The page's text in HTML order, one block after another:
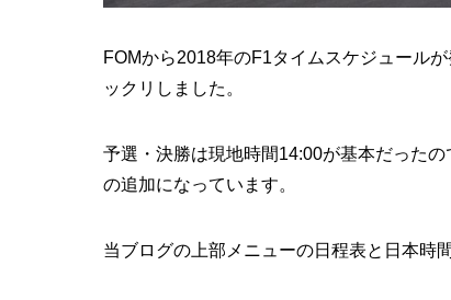
FOMから2018年のF1タイムスケジュール
ックリしました。
予選・決勝は現地時間14:00が基本だった
の追加になっています。
当ブログの上部メニューの日程表と日本時